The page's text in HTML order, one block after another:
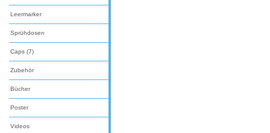
Leermarker
Sprühdosen
Caps (7)
Zubehör
Bücher
Poster
Videos